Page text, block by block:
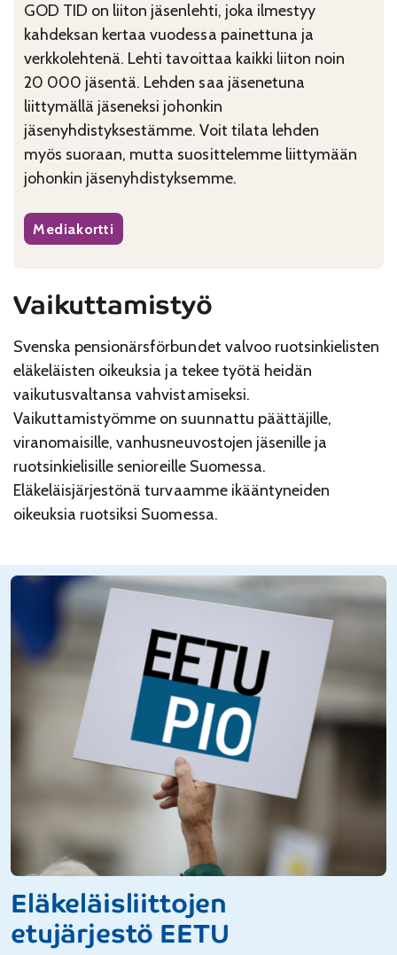
GOD TID on liiton jäsenlehti, joka ilmestyy
kahdeksan kertaa vuodessa painettuna ja
verkkolehtenä. Lehti tavoittaa kaikki liiton noin
20 000 jäsentä. Lehden saa jäsenetuna
liittymällä jäseneksi johonkin
jäsenyhdistyksestämme. Voit tilata lehden
myös suoraan, mutta suosittelemme liittymään
johonkin jäsenyhdistyksemme.
Mediakortti
Vaikuttamistyö
Svenska pensionärsförbundet valvoo ruotsinkielisten
eläkeläisten oikeuksia ja tekee työtä heidän
vaikutusvaltansa vahvistamiseksi.
Vaikuttamistyömme on suunnattu päättäjille,
viranomaisille, vanhusneuvostojen jäsenille ja
ruotsinkielisille senioreille Suomessa.
Eläkeläisjärjestönä turvaamme ikääntyneiden
oikeuksia ruotsiksi Suomessa.
Eläkeläisliittojen
etujärjestö EETU